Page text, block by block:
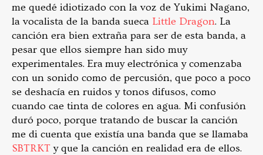
me quedé idiotizado con la voz de Yukimi Nagano,
la vocalista de la banda sueca Little Dragon. La
canción era bien extraña para ser de esta banda, a
pesar que ellos siempre han sido muy
experimentales. Era muy electrónica y comenzaba
con un sonido como de percusión, que poco a poco
se deshacía en ruidos y tonos difusos, como
cuando cae tinta de colores en agua. Mi confusión
duró poco, porque tratando de buscar la canción
me di cuenta que existía una banda que se llamaba
SBTRKTy que la canción en realidad era de ellos.